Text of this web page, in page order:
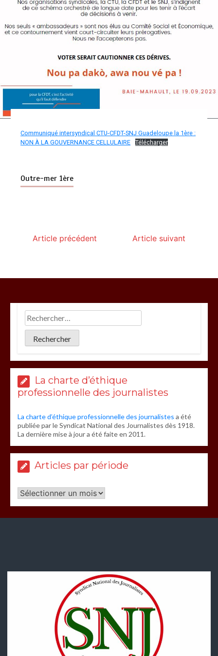
Communiqué intersyndical CTU-CFDT-SNJ Guadeloupe la 1ère :
NON À LA GOUVERNANCE CELLULAIRE
Télécharger
Outre-mer 1ère
Article précédent Article suivant
La charte d’éthique
professionnelle des journalistes
La charte d’éthique professionnelle des journalistes a été
publiée par le Syndicat National des Journalistes dès 1918.
La dernière mise à jour a été faite en 2011.
Articles par période
Articles
par
période